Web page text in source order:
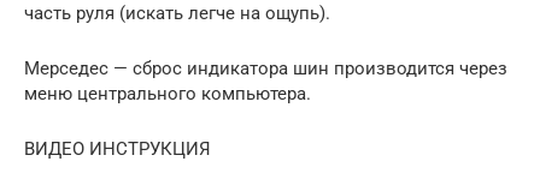
часть руля (искать легче на ощупь).
Мерседес — сброс индикатора шин производится через
меню центрального компьютера.
ВИДЕО ИНСТРУКЦИЯ